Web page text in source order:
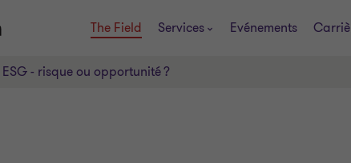
The Field Services Evénements
ESG - risque ou opportunité ?